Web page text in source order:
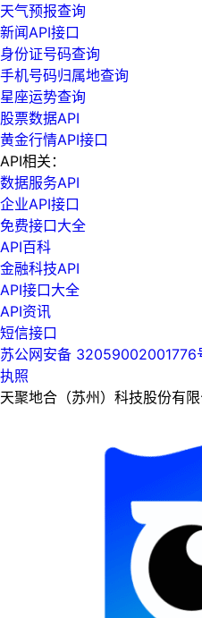
天气预报查询
新闻API接口
身份证号码查询
手机号码归属地查询
星座运势查询
股票数据API
黄金行情API接口
API相关：
数据服务API
企业API接口
免费接口大全
API百科
金融科技API
API接口大全
API资讯
短信接口
苏公网安备 32059002001776
执照
天聚地合（苏州）科技股份有